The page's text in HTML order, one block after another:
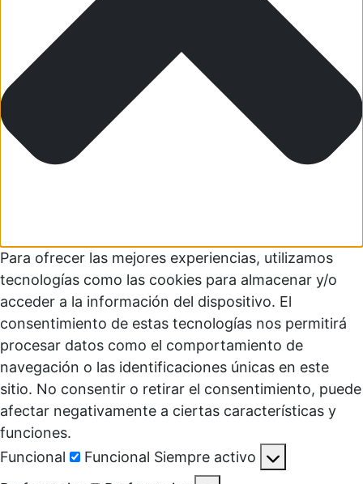
Para ofrecer las mejores experiencias, utilizamos
tecnologías como las cookies para almacenar y/o
acceder a la información del dispositivo. El
consentimiento de estas tecnologías nos permitirá
procesar datos como el comportamiento de
navegación o las identificaciones únicas en este
sitio. No consentir o retirar el consentimiento, puede
afectar negativamente a ciertas características y
funciones.
Funcional
Funcional Siempre activo